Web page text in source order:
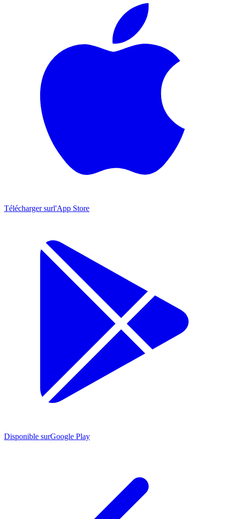
Télécharger surl'App Store
Disponible surGoogle Play